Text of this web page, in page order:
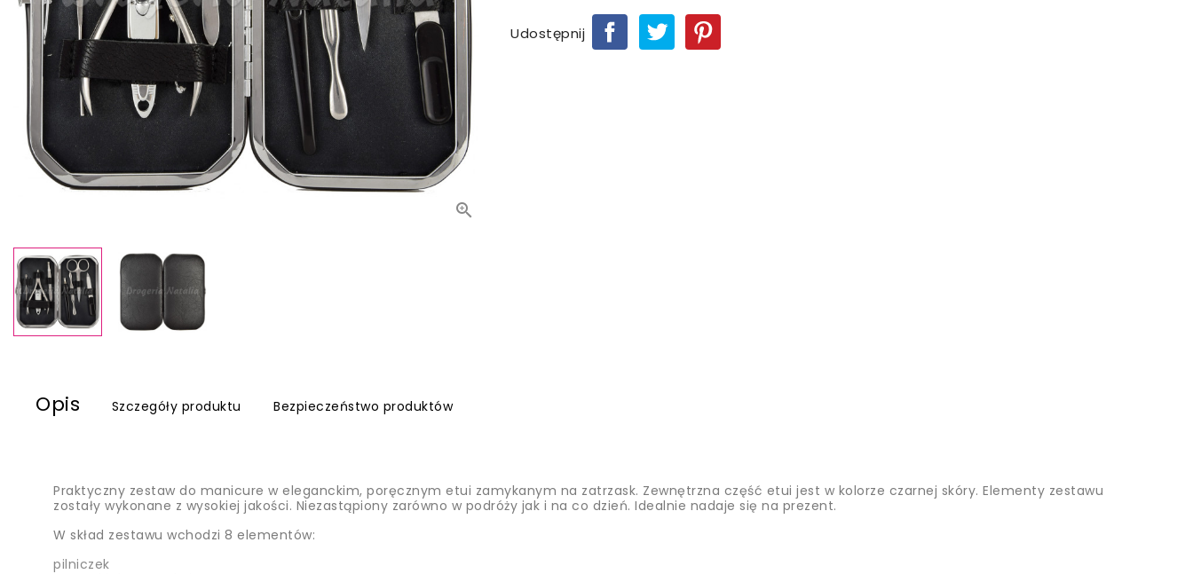

Udostępnij
Opis Szczegóły produktu Bezpieczeństwo produktów
Praktyczny zestaw do manicure w eleganckim, poręcznym etui zamykanym na zatrzask. Zewnętrzna część etui jest w kolorze czarnej skóry. Elementy zestawu
zostały wykonane z wysokiej jakości. Niezastąpiony zarówno w podróży jak i na co dzień. Idealnie nadaje się na prezent.
W skład zestawu wchodzi 8 elementów:
pilniczek